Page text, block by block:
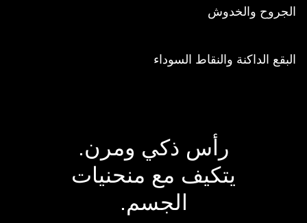
الجروح والخدوش
البقع الداكنة والنقاط السوداء
رأس ذكي ومرن.
يتكيف مع منحنيات
الجسم.